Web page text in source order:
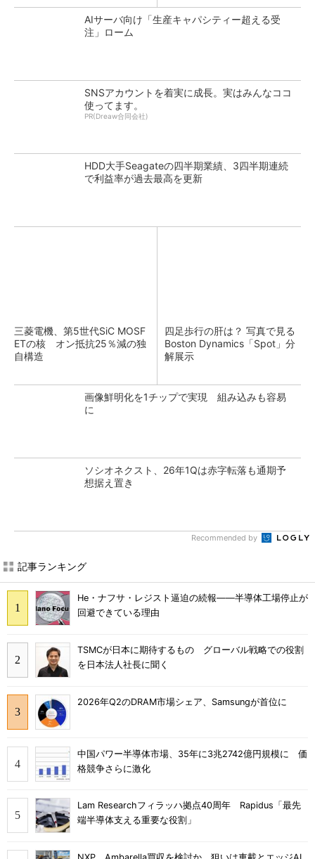
AIサーバ向け「生産キャパシティー超える受
注」ローム
SNSアカウントを着実に成長。実はみんなココ
使ってます。
PR(Dreaw合同会社)
HDD大手Seagateの四半期業績、3四半期連続
で利益率が過去最高を更新
三菱電機、第5世代SiC MOSF
ETの核 オン抵抗25％減の独
自構造
四足歩行の肝は？ 写真で見る
Boston Dynamics「Spot」分
解展示
画像鮮明化を1チップで実現 組み込みも容易
に
ソシオネクスト、26年1Qは赤字転落も通期予
想据え置き
Recommended by
記事ランキング
He・ナフサ・レジスト逼迫の続報――半導体工場停止が
回避できている理由
TSMCが日本に期待するもの グローバル戦略での役割
を日本法人社長に聞く
2026年Q2のDRAM市場シェア、Samsungが首位に
中国パワー半導体市場、35年に3兆2742億円規模に 価
格競争さらに激化
Lam Researchフィラッハ拠点40周年 Rapidus「最先
端半導体支える重要な役割」